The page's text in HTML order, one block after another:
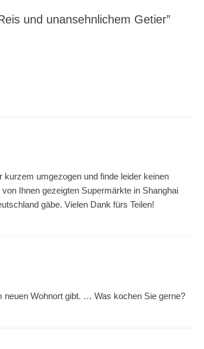
und unansehnlichem Getier”
umgezogen und finde leider keinen
Ihnen gezeigten Supermärkte in Shanghai
gäbe. Vielen Dank fürs Teilen!
Wohnort gibt. … Was kochen Sie gerne?